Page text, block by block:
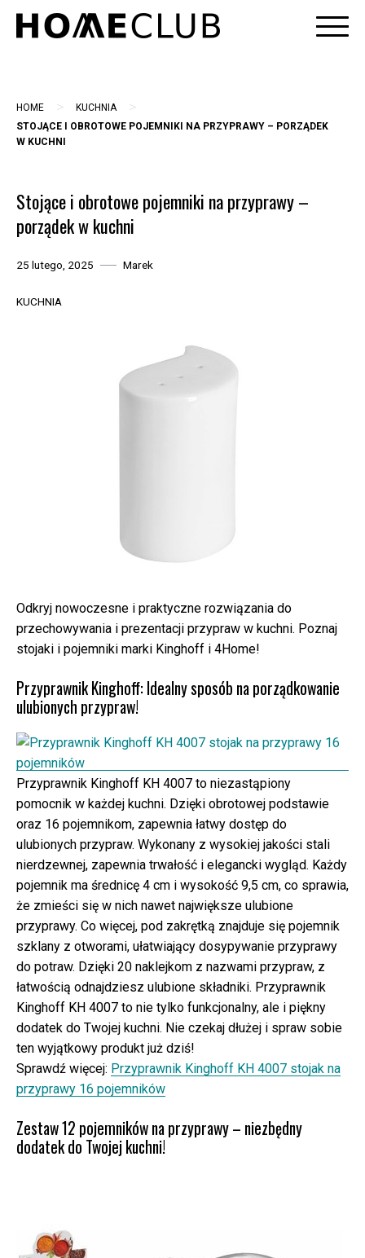
Skip
HOME > KUCHNIA >
STOJĄCE I OBROTOWE POJEMNIKI NA PRZYPRAWY – PORZĄDEK
W KUCHNI
Stojące i obrotowe pojemniki na przyprawy –
porządek w kuchni
25 lutego, 2025 Marek
KUCHNIA
Odkryj nowoczesne i praktyczne rozwiązania do
przechowywania i prezentacji przypraw w kuchni. Poznaj
stojaki i pojemniki marki Kinghoff i 4Home!
Przyprawnik Kinghoff: Idealny sposób na porządkowanie
ulubionych przypraw!
Przyprawnik Kinghoff KH 4007 to niezastąpiony
pomocnik w każdej kuchni. Dzięki obrotowej podstawie
oraz 16 pojemnikom, zapewnia łatwy dostęp do
ulubionych przypraw. Wykonany z wysokiej jakości stali
nierdzewnej, zapewnia trwałość i elegancki wygląd. Każdy
pojemnik ma średnicę 4 cm i wysokość 9,5 cm, co sprawia,
że zmieści się w nich nawet największe ulubione
przyprawy. Co więcej, pod zakrętką znajduje się pojemnik
szklany z otworami, ułatwiający dosypywanie przyprawy
do potraw. Dzięki 20 naklejkom z nazwami przypraw, z
łatwością odnajdziesz ulubione składniki. Przyprawnik
Kinghoff KH 4007 to nie tylko funkcjonalny, ale i piękny
dodatek do Twojej kuchni. Nie czekaj dłużej i spraw sobie
ten wyjątkowy produkt już dziś!
Sprawdź więcej: Przyprawnik Kinghoff KH 4007 stojak na
przyprawy 16 pojemników
Zestaw 12 pojemników na przyprawy – niezbędny
dodatek do Twojej kuchni!